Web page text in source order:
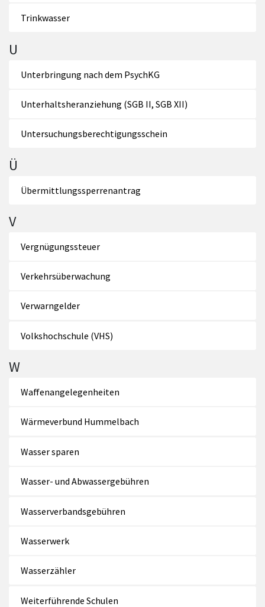
Trinkwasser
U
Unterbringung nach dem PsychKG
Unterhaltsheranziehung (SGB II, SGB XII)
Untersuchungsberechtigungsschein
Ü
Übermittlungssperrenantrag
V
Vergnügungssteuer
Verkehrsüberwachung
Verwarngelder
Volkshochschule (VHS)
W
Waffenangelegenheiten
Wärmeverbund Hummelbach
Wasser sparen
Wasser- und Abwassergebühren
Wasserverbandsgebühren
Wasserwerk
Wasserzähler
Weiterführende Schulen